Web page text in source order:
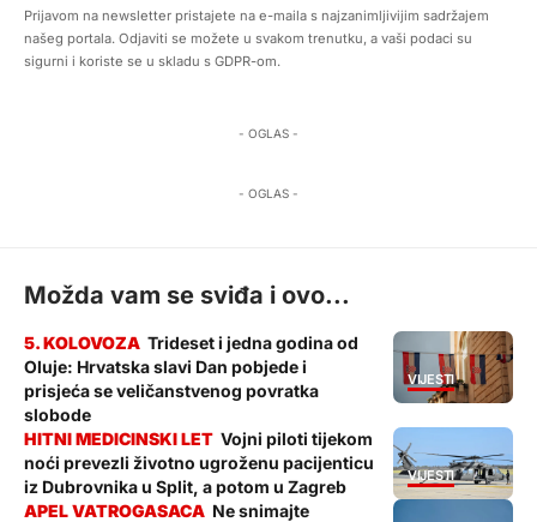
Prijavom na newsletter pristajete na e-maila s najzanimljivijim sadržajem
našeg portala. Odjaviti se možete u svakom trenutku, a vaši podaci su
sigurni i koriste se u skladu s GDPR-om.
- OGLAS -
- OGLAS -
Možda vam se sviđa i ovo...
VIJESTI
Trideset i jedna godina od
Oluje: Hrvatska slavi Dan pobjede i
prisjeća se veličanstvenog povratka
slobode
VIJESTI
Vojni piloti tijekom
noći prevezli životno ugroženu pacijenticu
iz Dubrovnika u Split, a potom u Zagreb
Ne snimajte